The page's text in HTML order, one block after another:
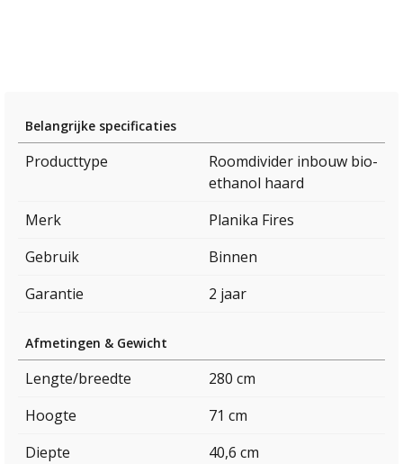
Belangrijke specificaties
Producttype
Roomdivider inbouw bio-
ethanol haard
Merk
Planika Fires
Gebruik
Binnen
Garantie
2 jaar
Afmetingen & Gewicht
Lengte/breedte
280 cm
Hoogte
71 cm
Diepte
40,6 cm